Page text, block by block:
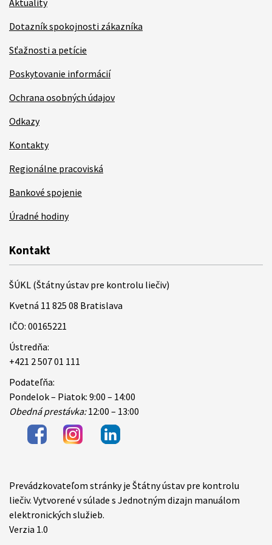
Aktuality
Dotazník spokojnosti zákazníka
Sťažnosti a petície
Poskytovanie informácií
Ochrana osobných údajov
Odkazy
Kontakty
Regionálne pracoviská
Bankové spojenie
Úradné hodiny
Kontakt
ŠÚKL (Štátny ústav pre kontrolu liečiv)
Kvetná 11 825 08 Bratislava
IČO: 00165221
Ústredňa:
+421 2 507 01 111
Podateľňa:
Pondelok – Piatok: 9:00 – 14:00
Obedná prestávka:12:00 – 13:00
Items
Prevádzkovateľom stránky je Štátny ústav pre kontrolu
liečiv. Vytvorené v súlade s Jednotným dizajn manuálom
elektronických služieb.
Verzia 1.0